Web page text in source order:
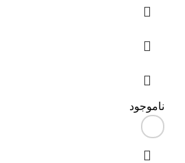
ناموجود